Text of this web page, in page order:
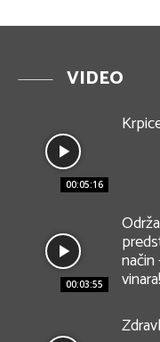
VIDEO
00:05:16
00:03:55 vinara!